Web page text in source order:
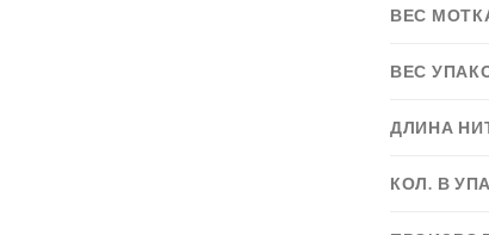
ВЕС
ВЕС
ДЛИНА
КОЛ. В